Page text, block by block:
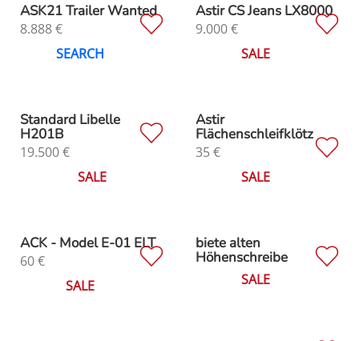
ASK21 Trailer Wanted
8.888€
SEARCH
Astir CS Jeans LX8000
9.000€
SALE
Standard Libelle
H201B
19.500€
SALE
Astir
Flächenschleifklötz
35€
SALE
ACK - Model E-01 ELT
60€
SALE
biete alten
Höhenschreibe
SALE